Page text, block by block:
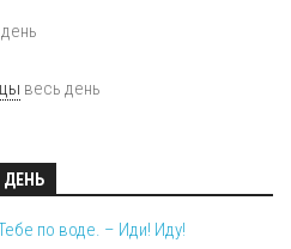
весь день
по воде. – Иди! Иду!